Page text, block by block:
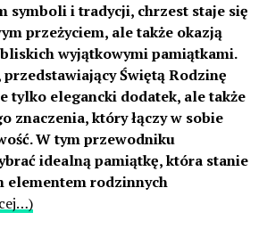
symboli i tradycji, chrzest staje się
przeżyciem, ale także okazją
wyjątkowymi pamiątkami.
Świętą Rodzinę
tylko elegancki dodatek, ale także
znaczenia, który łączy w sobie
W tym przewodniku
idealną pamiątkę, która stanie
elementem rodzinnych